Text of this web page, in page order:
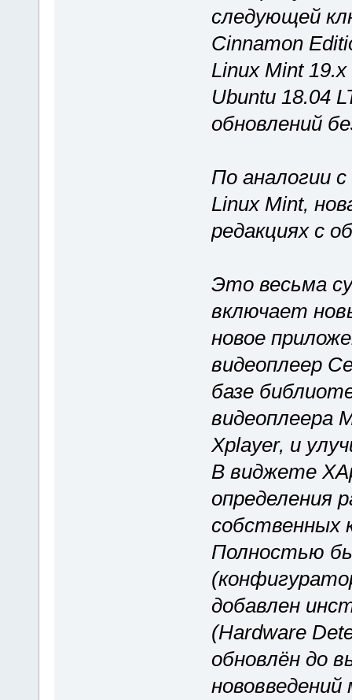
следующей
Cinnamon
Linux Mint
Ubuntu 18.04
обновлений
По аналогии
Linux Mint,
редакциях с
Это весьма
включает
новое
видеоплеер
базе
видеоплеера
Xplayer, и
В виджете
определения
собственных
Полностью
добавлен
(Hardware
обновлён до